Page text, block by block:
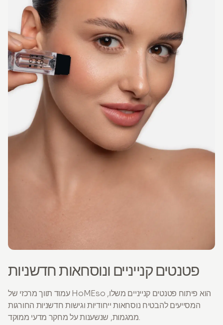
פטנטים קנייניים ונוסחאות חדשניות
עמוד תווך מרכזי של HoMEso הוא פיתוח פטנטים קנייניים משלו,
המסייעים להבטיח נוסחאות ייחודיות וגישות חדשניות החורגות
ממגמות, שנשענות על מחקר מדעי ממוקד.